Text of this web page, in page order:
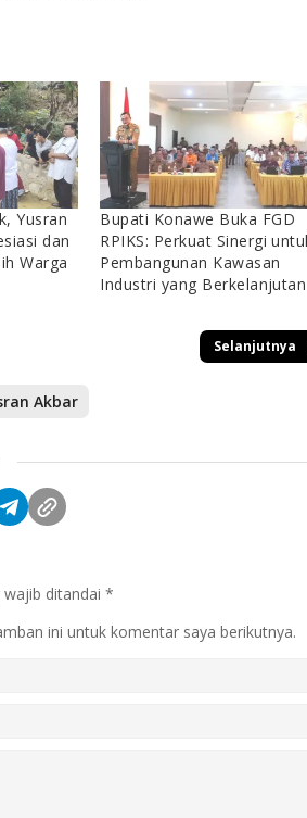
Yusran
dan
Warga
Bupati Konawe Buka FGD
RPIKS: Perkuat Sinergi
Pembangunan Kawasan
Industri yang Berkelanjutan
Selanjutnya
Akbar
wajib ditandai *
ini untuk komentar saya berikutnya.